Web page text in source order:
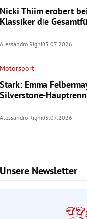
Nicki Thiim erobert
Klassiker die
Alessandro Righi05.07.2026
Motorsport
Stark: Emma
Silverstone-
Alessandro Righi05.07.2026
Unsere Newsletter
Slide 1 von 7